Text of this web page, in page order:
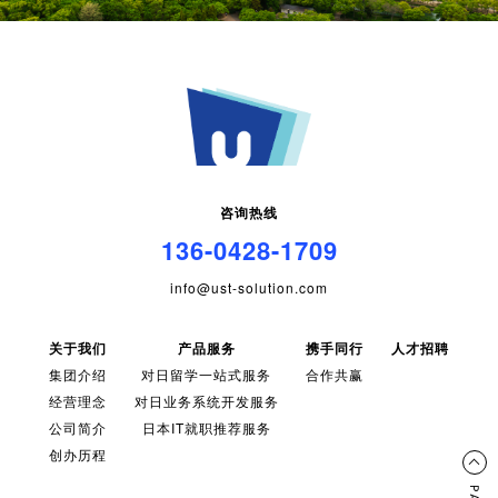
咨询热线
136-0428-1709
info@ust-solution.com
关于我们
集团介绍
经营理念
公司简介
创办历程
产品服务
对日留学一站式服务
对日业务系统开发服务
日本IT就职推荐服务
携手同行
合作共赢
人才招聘